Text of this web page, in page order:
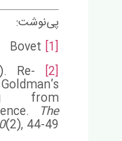
پی‌نوشت:
[1]
[2]
Re-
from
The
(2), 44-49.